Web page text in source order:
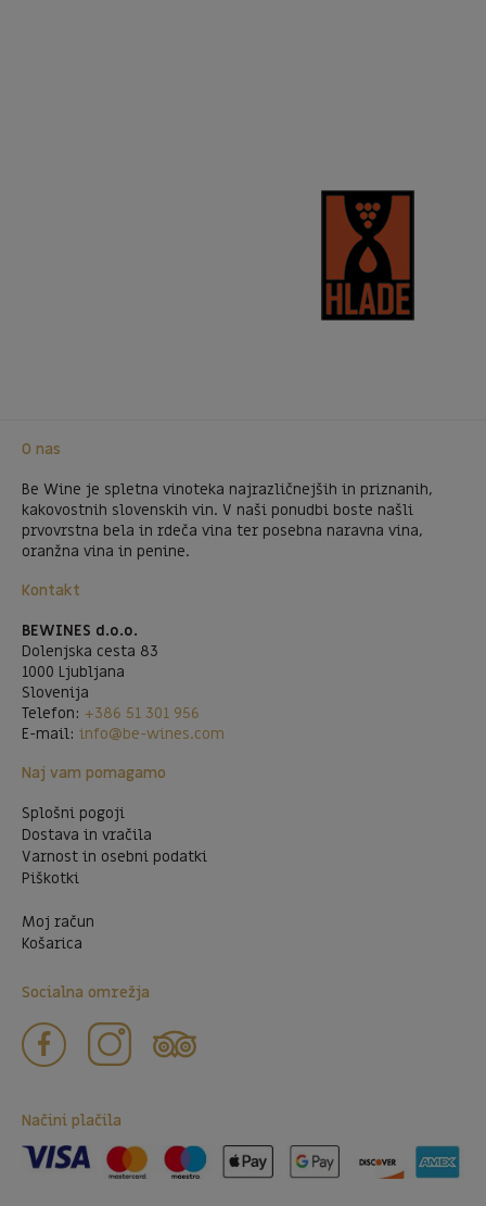
O nas
Be Wine je spletna vinoteka najrazličnejših in priznanih,
kakovostnih slovenskih vin. V naši ponudbi boste našli
prvovrstna bela in rdeča vina ter posebna naravna vina,
oranžna vina in penine.
Kontakt
BEWINES d.o.o.
Dolenjska cesta 83
1000 Ljubljana
Slovenija
Telefon: +386 51 301 956
E-mail: info@be-wines.com
Naj vam pomagamo
Splošni pogoji
Dostava in vračila
Varnost in osebni podatki
Piškotki
Moj račun
Košarica
Socialna omrežja
Načini plačila